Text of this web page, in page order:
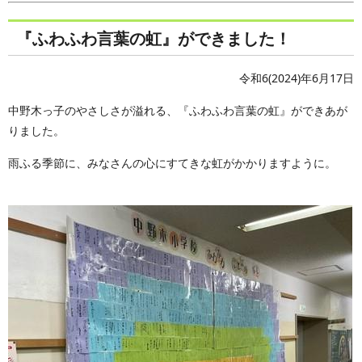
『ふわふわ言葉の虹』ができました！
令和6(2024)年6月17日
中野木っ子のやさしさが溢れる、『ふわふわ言葉の虹』ができあが
りました。
雨ふる季節に、みなさんの心にすてきな虹がかかりますように。